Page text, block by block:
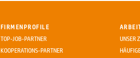
FIRMENPROFILE
TOP-JOB-PARTNER
KOOPERATIONS-PARTNER
UNSER